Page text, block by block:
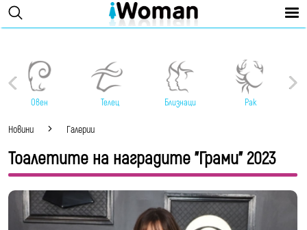
Овен Телец Близнаци Рак
Новини Галерии
Тоалетите на наградите "Грами" 2023